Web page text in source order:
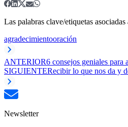
Las palabras clave/etiquetas asociadas
agradecimientooración
ANTERIOR6 consejos geniales para
SIGUIENTERecibir lo que nos da y
Newsletter